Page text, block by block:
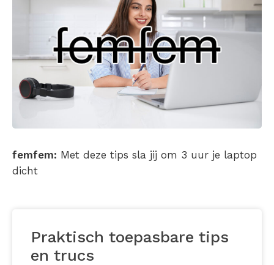
femfem: Met deze tips sla jij om 3 uur je laptop
dicht
Praktisch toepasbare tips
en trucs